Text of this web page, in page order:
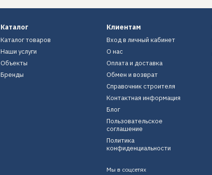
Каталог
Каталог товаров
Наши услуги
Объекты
Бренды
Клиентам
Вход в личный кабинет
О нас
Оплата и доставка
Обмен и возврат
Справочник строителя
Контактная информация
Блог
Пользовательское
соглашение
Политика
конфиденциальности
Мы в соцсетях